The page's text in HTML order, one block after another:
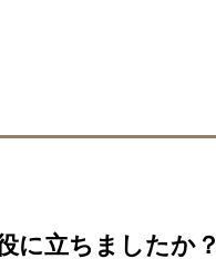
に立ちましたか？